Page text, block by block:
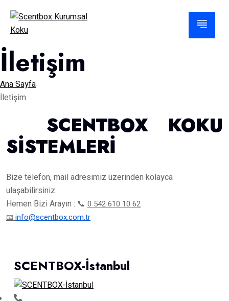
İletişim
Ana Sayfa
İletişim
SCENTBOX KOKU
SİSTEMLERİ
Bize telefon, mail adresimiz üzerinden kolayca
ulaşabilirsiniz.
Hemen Bizi Arayın : 📞 0 542 610 10 62
📧 info@scentbox.com.tr
SCENTBOX-İstanbul